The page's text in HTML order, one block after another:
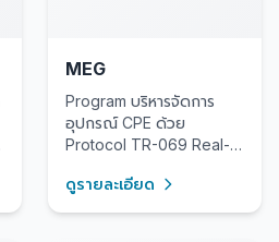
MEG
Program บริหารจัดการ
อุปกรณ์ CPE ด้วย
Protocol TR-069 Real-
ดูรายละเอียด